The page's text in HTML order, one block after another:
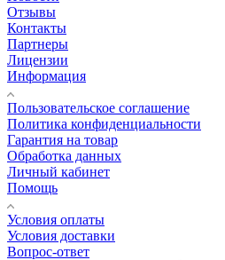
Отзывы
Контакты
Партнеры
Лицензии
Информация
Пользовательское соглашение
Политика конфиденциальности
Гарантия на товар
Обработка данных
Личный кабинет
Помощь
Условия оплаты
Условия доставки
Вопрос-ответ